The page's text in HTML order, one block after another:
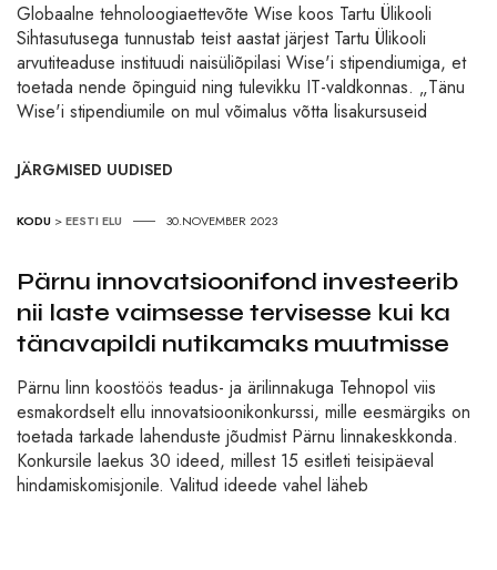
Globaalne tehnoloogiaettevõte Wise koos Tartu Ülikooli
Sihtasutusega tunnustab teist aastat järjest Tartu Ülikooli
arvutiteaduse instituudi naisüliõpilasi Wise'i stipendiumiga, et
toetada nende õpinguid ning tulevikku IT-valdkonnas. „Tänu
Wise'i stipendiumile on mul võimalus võtta lisakursuseid
JÄRGMISED UUDISED
KODU >EESTI ELU 30.NOVEMBER 2023
Pärnu innovatsioonifond investeerib
nii laste vaimsesse tervisesse kui ka
tänavapildi nutikamaks muutmisse
Pärnu linn koostöös teadus- ja ärilinnakuga Tehnopol viis
esmakordselt ellu innovatsioonikonkurssi, mille eesmärgiks on
toetada tarkade lahenduste jõudmist Pärnu linnakeskkonda.
Konkursile laekus 30 ideed, millest 15 esitleti teisipäeval
hindamiskomisjonile. Valitud ideede vahel läheb